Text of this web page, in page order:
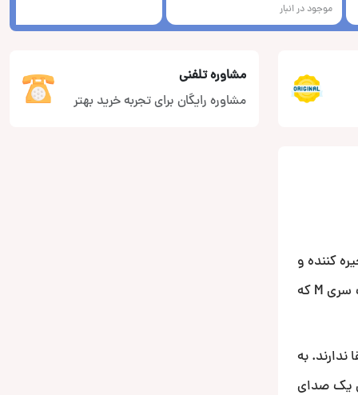
موجود در انبار
مشاوره تلفنی
مشاوره رایگان برای تجربه خرید بهتر
کننده و
قیمت بالا شناخته میشود. این بالا بودن قیمت ها باعث شد که مهندسین آلپاین به فکر ساخت یک سری ارزان تر باشند. محصولات سری M که
به
یک صدای